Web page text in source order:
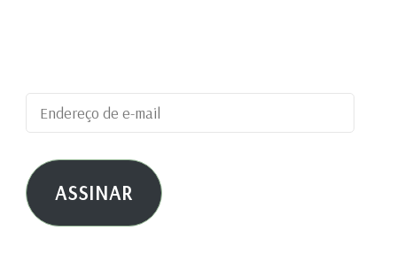
Endereço
de
e-
mail ASSINAR